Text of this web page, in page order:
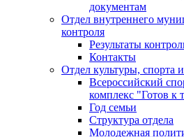
документам
Отдел внутреннего
контроля
Результаты
Контакты
Отдел культуры, спорта
Всероссийский
комплекс "Готов к
Год семьи
Структура отдела
Молодежная